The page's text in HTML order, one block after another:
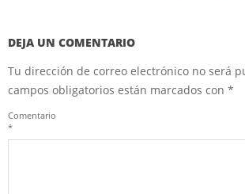
DEJA UN COMENTARIO
Tu dirección de correo electrónico no será
campos obligatorios están marcados con *
Comentario
*